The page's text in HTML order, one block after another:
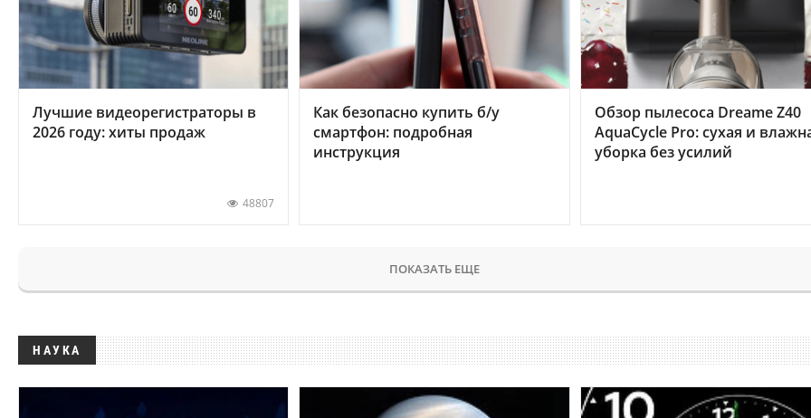
Лучшие видеорегистраторы в
2026 году: хиты продаж
48807
Как безопасно купить б/у
смартфон: подробная
инструкция
Обзор пылесоса Dreame Z40
AquaCycle Pro: сухая и
уборка без усилий
ПОКАЗАТЬ ЕЩЕ
НАУКА